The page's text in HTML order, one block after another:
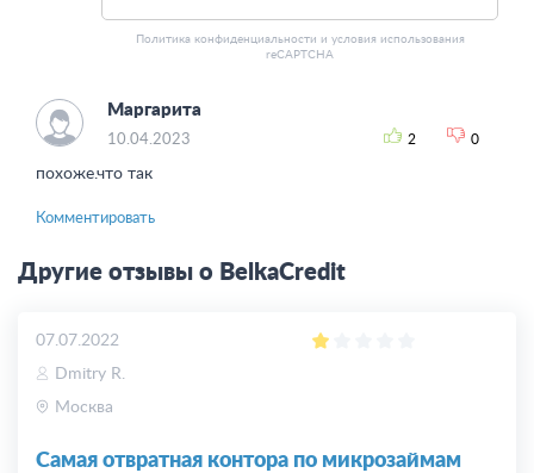
Политика конфиденциальности и условия использования
reCAPTCHA
Маргарита
10.04.2023 2 0
похоже.что так
Комментировать
Другие отзывы о BelkaCredit
07.07.2022
Dmitry R.
Москва
Самая отвратная контора по микрозаймам